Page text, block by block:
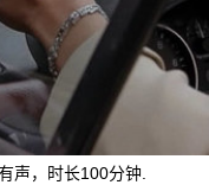
声，时长100分钟.